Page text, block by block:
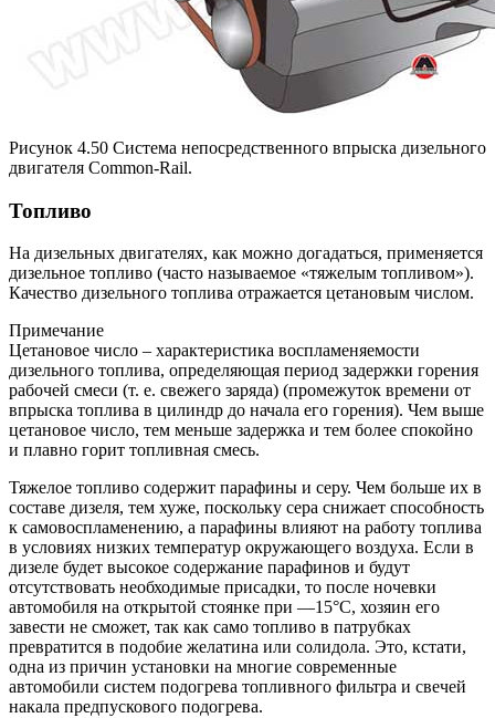
Рисунок 4.50 Система непосредственного впрыска дизельного
двигателя Common-Rail.
Топливо
На дизельных двигателях, как можно догадаться, применяется
дизельное топливо (часто называемое «тяжелым топливом»).
Качество дизельного топлива отражается цетановым числом.
Примечание
Цетановое число – характеристика воспламеняемости
дизельного топлива, определяющая период задержки горения
рабочей смеси (т. е. свежего заряда) (промежуток времени от
впрыска топлива в цилиндр до начала его горения). Чем выше
цетановое число, тем меньше задержка и тем более спокойно
и плавно горит топливная смесь.
Тяжелое топливо содержит парафины и серу. Чем больше их в
составе дизеля, тем хуже, поскольку сера снижает способность
к самовоспламенению, а парафины влияют на работу топлива
в условиях низких температур окружающего воздуха. Если в
дизеле будет высокое содержание парафинов и будут
отсутствовать необходимые присадки, то после ночевки
автомобиля на открытой стоянке при —15°С, хозяин его
завести не сможет, так как само топливо в патрубках
превратится в подобие желатина или солидола. Это, кстати,
одна из причин установки на многие современные
автомобили систем подогрева топливного фильтра и свечей
накала предпускового подогрева.